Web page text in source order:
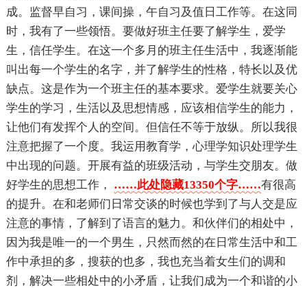
成。监督早自习，课间操，午自习及值日工作等。在这同
时，我有了一些领悟。要做好班主任要了解学生，爱学
生，信任学生。在这一个多月的班主任生活中，我逐渐能
叫出每一个学生的名字，并了解学生的性格，特长以及优
缺点。这是作为一个班主任的基本要求。爱学生就要关心
学生的学习，生活以及思想情感，应该相信学生的能力，
让他们有发挥个人的空间。但信任不等于放纵。所以我很
注意把握了一个度。我运用教育学，心理学知识处理学生
中出现的问题。开展有益的班级活动，与学生交朋友。做
好学生的思想工作， ……此处隐藏13350个字……有很高
的提升。在和老师们日常交谈的时候也学到了与人交是应
注意的事情，了解到了语言的魅力。和伙伴们的相处中，
因为我是唯一的一个男生，只然而然的在日常生活中和工
作中承担的多，搜获的也多，我也充当着女生们的调和
剂，解决一些相处中的小矛盾，让我们成为一个和谐的小